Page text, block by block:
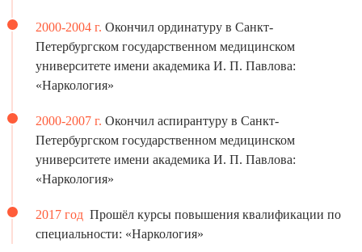
2000-2004 г. Окончил ординатуру в Санкт-
Петербургском государственном медицинском
университете имени академика И. П. Павлова:
«Наркология»
2000-2007 г. Окончил аспирантуру в Санкт-
Петербургском государственном медицинском
университете имени академика И. П. Павлова:
«Наркология»
2017 год Прошёл курсы повышения квалификации по
специальности: «Наркология»